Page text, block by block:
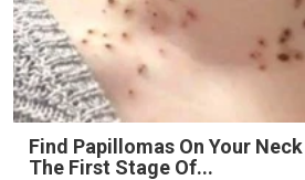
Find Papillomas On Your
The First Stage Of...